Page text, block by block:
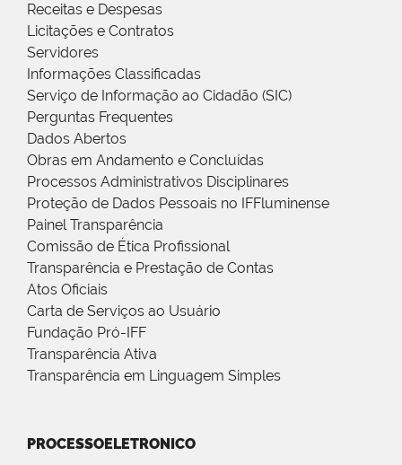
Receitas e Despesas
Licitações e Contratos
Servidores
Informações Classificadas
Serviço de Informação ao Cidadão (SIC)
Perguntas Frequentes
Dados Abertos
Obras em Andamento e Concluídas
Processos Administrativos Disciplinares
Proteção de Dados Pessoais no IFFluminense
Painel Transparência
Comissão de Ética Profissional
Transparência e Prestação de Contas
Atos Oficiais
Carta de Serviços ao Usuário
Fundação Pró-IFF
Transparência Ativa
Transparência em Linguagem Simples
PROCESSOELETRONICO